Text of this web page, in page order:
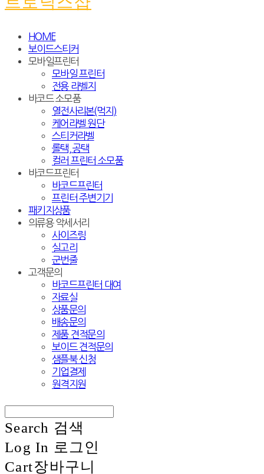
HOME
보이드스티커
모바일프린터
모바일 프린터
전용 라벨지
바코드 소모품
열전사리본(먹지)
케어라벨 원단
스티커라벨
롤택, 공택
컬러 프린터 소모품
바코드프린터
바코드프린터
프린터 주변기기
패키지상품
의류용 악세서리
사이즈링
실고리
군번줄
고객문의
바코드프린터 대여
자료실
상품문의
배송문의
제품 견적문의
보이드 견적문의
샘플북 신청
기업결제
원격지원
Search 검색
Log In 로그인
Cart장바구니